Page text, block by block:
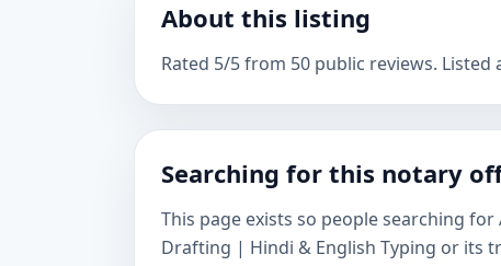
About this listing
Rated 5/5 from 50 public reviews. Listed
Searching for this notary
This page exists so people searching
Drafting | Hindi & English Typing or its